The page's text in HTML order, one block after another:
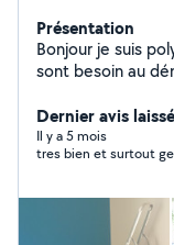
Présentation
Bonjour je suis
sont besoin au déménagement entretien du jardin
Dernier avis
Il y a 5 mois
tres bien et surtout